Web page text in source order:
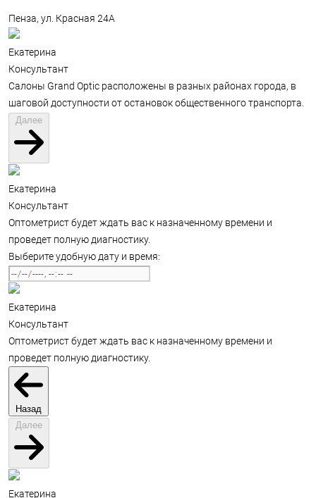
Пенза, ул. Красная 24А
Екатерина
Консультант
Салоны Grand Optic расположены в разных районах города, в
шаговой доступности от остановок общественного транспорта.
Далее
Екатерина
Консультант
Оптометрист будет ждать вас к назначенному времени и
проведет полную диагностику.
Выберите удобную дату и время:
Екатерина
Консультант
Оптометрист будет ждать вас к назначенному времени и
проведет полную диагностику.
Назад
Далее
Екатерина